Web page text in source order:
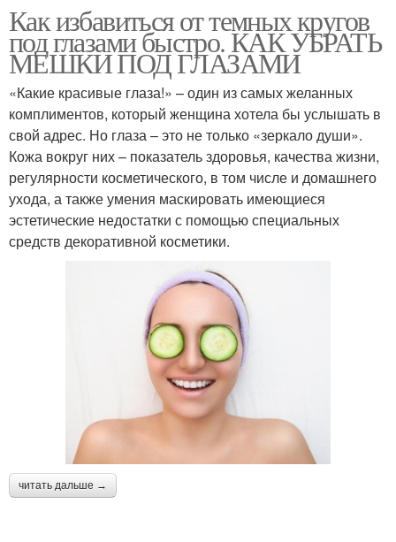
Как избавиться от темных кругов
под глазами быстро. КАК УБРАТЬ
МЕШКИ ПОД ГЛАЗАМИ
«Какие красивые глаза!» – один из самых желанных
комплиментов, который женщина хотела бы услышать в
свой адрес. Но глаза – это не только «зеркало души».
Кожа вокруг них – показатель здоровья, качества жизни,
регулярности косметического, в том числе и домашнего
ухода, а также умения маскировать имеющиеся
эстетические недостатки с помощью специальных
средств декоративной косметики.
читать дальше →